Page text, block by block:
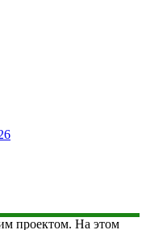
проектом. На этом